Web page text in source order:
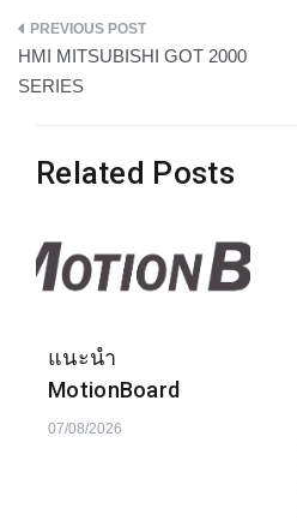
แนะแนว
เรื่อง
HMI MITSUBISHI GOT 2000
SERIES
Related Posts
แนะนำ
MotionBoard
07/08/2026